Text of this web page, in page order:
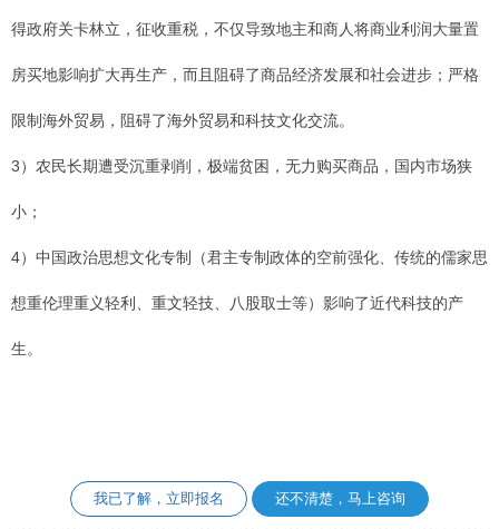
得政府关卡林立，征收重税，不仅导致地主和商人将商业利润大量置
房买地影响扩大再生产，而且阻碍了商品经济发展和社会进步；严格
限制海外贸易，阻碍了海外贸易和科技文化交流。
3）农民长期遭受沉重剥削，极端贫困，无力购买商品，国内市场狭
小；
4）中国政治思想文化专制（君主专制政体的空前强化、传统的儒家思
想重伦理重义轻利、重文轻技、八股取士等）影响了近代科技的产
生。
我已了解，立即报名 还不清楚，马上咨询